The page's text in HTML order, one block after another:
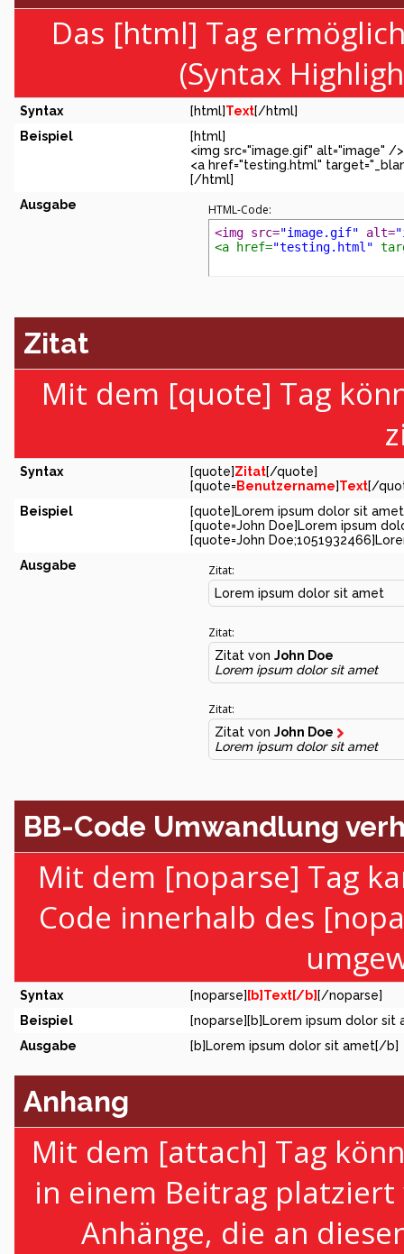
Das [html] Tag
(Syntax
Syntax [html]Text[/html]
Beispiel
[html]
<img src="image.gif" alt="image" />
<a href="testing.html"
[/html]
Ausgabe
HTML-Code:
<img src="image.gif" alt=
<a href="testing.html"
Zitat
Mit dem [quote] Tag
Syntax [quote]Zitat[/quote]
[quote=Benutzername]Text[/
Beispiel
[quote]Lorem ipsum dolor sit
[quote=John Doe]Lorem ipsum
[quote=John
Ausgabe
Zitat:
Lorem ipsum dolor sit amet
Zitat:
Zitat von John Doe
Lorem ipsum dolor sit amet
Zitat:
Zitat von John Doe
Lorem ipsum dolor sit amet
BB-Code Umwandlung
Mit dem [noparse] Tag
Code innerhalb des
Syntax [noparse] [b]Text[/b] [/noparse]
Beispiel
[noparse][b]Lorem ipsum dolor
Ausgabe
[b]Lorem ipsum dolor sit amet[/b]
Anhang
Mit dem [attach] Tag
in einem Beitrag
Anhänge, die an